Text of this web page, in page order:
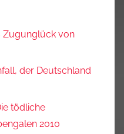
Zugunglück von
der Deutschland
tödliche
2010